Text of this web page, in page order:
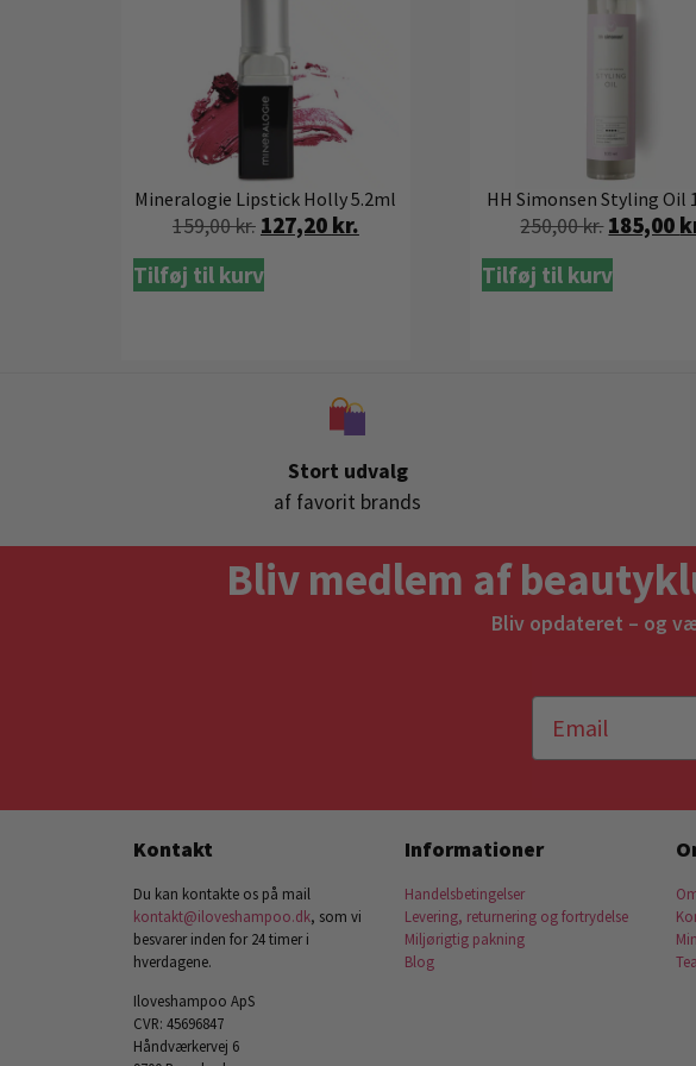
Mineralogie Lipstick Holly 5.2ml
159,00kr. 127,20 kr.
Tilføj til kurv
HH Simonsen Styling Oil
250,00kr. 185,00
Tilføj til kurv
Stort udvalg
af favorit brands
Bliv medlem af
Bliv opdateret – og
Kontakt
Du kan kontakte os på mail
kontakt@iloveshampoo.dk, som vi
besvarer inden for 24 timer i
hverdagene.
Iloveshampoo ApS
CVR: 45696847
Håndværkervej 6
Informationer
Handelsbetingelser
Levering, returnering og fortrydelse
Miljørigtig pakning
Blog